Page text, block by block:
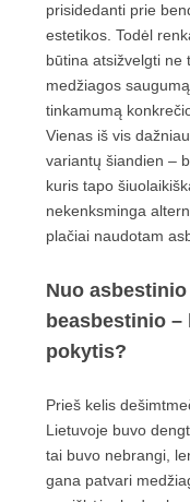
prisidedanti prie
estetikos. Todėl
būtina atsižvelgti ne
medžiagos
tinkamumą
Vienas iš vis
variantų šiandien –
kuris tapo
nekenksminga
plačiai naudotam
Nuo
beasbestinio
pokytis?
Prieš kelis
Lietuvoje buvo
tai buvo nebrangi,
gana patvari